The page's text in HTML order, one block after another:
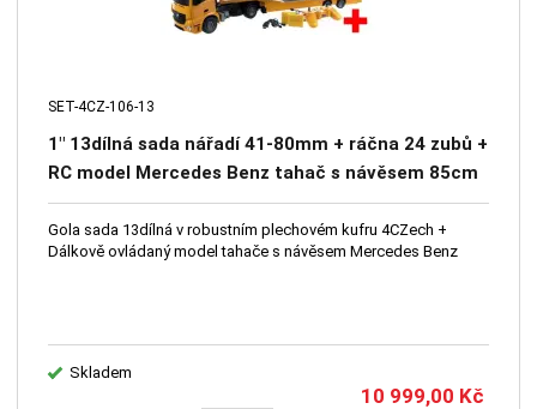
SET-4CZ-106-13
1" 13dílná sada nářadí 41-80mm + ráčna 24 zubů +
RC model Mercedes Benz tahač s návěsem 85cm
2,4Ghz
Gola sada 13dílná v robustním plechovém kufru 4CZech +
Dálkově ovládaný model tahače s návěsem Mercedes Benz
Skladem
10 999,00 Kč